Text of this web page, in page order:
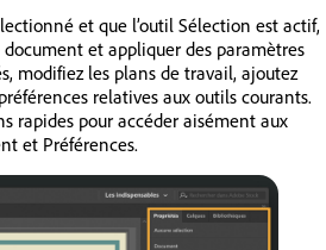
et que l’outil Sélection est actif,
et appliquer des paramètres
modifiez les plans de travail, ajoutez
relatives aux outils courants.
rapides pour accéder aisément aux
et Préférences.